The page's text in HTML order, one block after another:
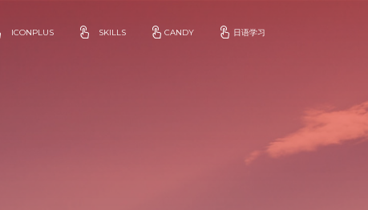
ICONPLUS SKILLS CANDY 日语学习